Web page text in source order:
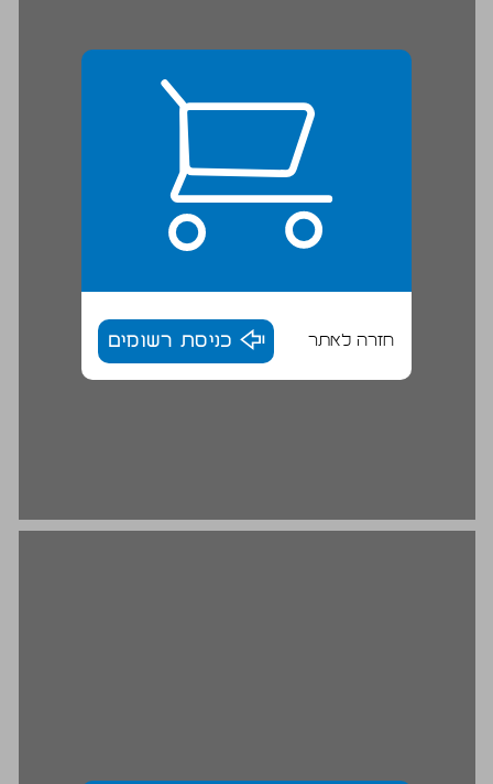
חזרה לאתר כניסת רשומים
ד. על כוח־השיפוט בחינת כושר־מחוקק אפריורי ... 18